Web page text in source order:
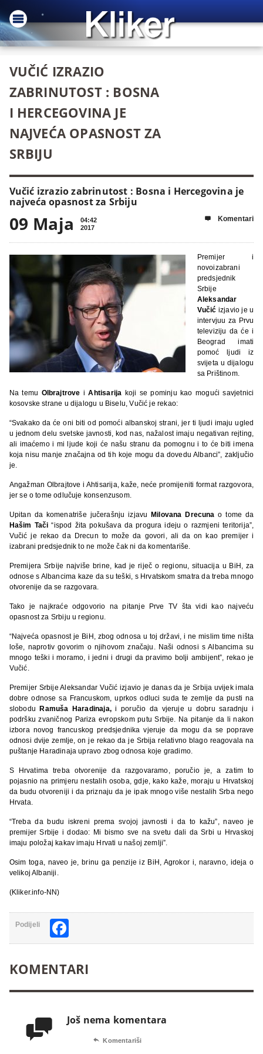
VUČIĆ IZRAZIO
ZABRINUTOST : BOSNA
I HERCEGOVINA JE
NAJVEĆA OPASNOST ZA
SRBIJU
Vučić izrazio zabrinutost : Bosna i Hercegovina je
najveća opasnost za Srbiju
09 Maja
04:42
2017
 Komentari
Premijer i
novoizabrani
predsjednik
Srbije
Aleksandar
Vučić izjavio je u
intervjuu za Prvu
televiziju da će i
Beograd imati
pomoć ljudi iz
svijeta u dijalogu
sa Prištinom.
Na temu Olbrajtrove iAhtisarija koji se pominju kao mogući savjetnici
kosovske strane u dijalogu u Biselu, Vučić je rekao:
“Svakako da će oni biti od pomoći albanskoj strani, jer ti ljudi imaju ugled
u jednom delu svetske javnosti, kod nas, nažalost imaju negativan rejting,
ali imaćemo i mi ljude koji će našu stranu da pomognu i to će biti imena
koja nisu manje značajna od tih koje mogu da dovedu Albanci”, zaključio
je.
Angažman Olbrajtove i Ahtisarija, kaže, neće promijeniti format razgovora,
jer se o tome odlučuje konsenzusom.
Upitan da komenatriše jučerašnju izjavuMilovana Drecuna o tome da
Hašim Tači“ispod žita pokušava da progura ideju o razmjeni teritorija”,
Vučić je rekao da Drecun to može da govori, ali da on kao premijer i
izabrani predsjednik to ne može čak ni da komentariše.
Premijera Srbije najviše brine, kad je riječ o regionu, situacija u BiH, za
odnose s Albancima kaze da su teški, s Hrvatskom smatra da treba mnogo
otvorenije da se razgovara.
Tako je najkraće odgovorio na pitanje Prve TV šta vidi kao najveću
opasnost za Srbiju u regionu.
“Najveća opasnost je BiH, zbog odnosa u toj državi, i ne mislim time ništa
loše, naprotiv govorim o njihovom značaju. Naši odnosi s Albancima su
mnogo teški i moramo, i jedni i drugi da pravimo bolji ambijent”, rekao je
Vučić.
Premijer Srbije Aleksandar Vučić izjavio je danas da je Srbija uvijek imala
dobre odnose sa Francuskom, uprkos odluci suda te zemlje da pusti na
sloboduRamuša Haradinaja,i poručio da vjeruje u dobru saradnju i
podršku zvaničnog Pariza evropskom putu Srbije. Na pitanje da li nakon
izbora novog francuskog predsjednika vjeruje da mogu da se poprave
odnosi dvije zemlje, on je rekao da je Srbija relativno blago reagovala na
puštanje Haradinaja upravo zbog odnosa koje gradimo.
S Hrvatima treba otvorenije da razgovaramo, poručio je, a zatim to
pojasnio na primjeru nestalih osoba, gdje, kako kaže, moraju u Hrvatskoj
da budu otvoreniji i da priznaju da je ipak mnogo više nestalih Srba nego
Hrvata.
“Treba da budu iskreni prema svojoj javnosti i da to kažu”, naveo je
premijer Srbije i dodao: Mi bismo sve na svetu dali da Srbi u Hrvaskoj
imaju položaj kakav imaju Hrvati u našoj zemlji”.
Osim toga, naveo je, brinu ga penzije iz BiH, Agrokor i, naravno, ideja o
velikoj Albaniji.
(Kliker.info-NN)
Podijeli
KOMENTARI
 Još nema komentara
 Komentariši